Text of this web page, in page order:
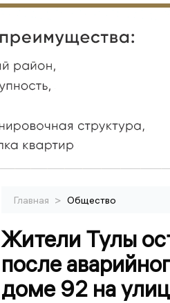
Главная > Общество
Жители Тулы
после
доме 92 на